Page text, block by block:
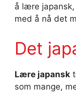
å lære
med å nå det
Det
Lære japansk
som mange,